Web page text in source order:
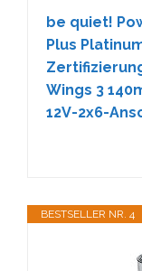
be quiet!
Plus
Wings 3
12V-2x6-
BESTSELLER NR. 4